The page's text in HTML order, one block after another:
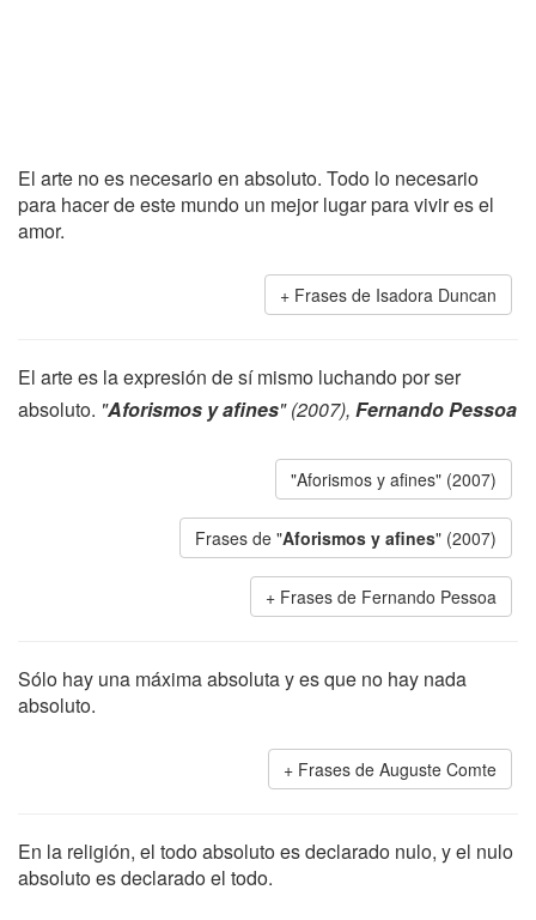
El arte no es necesario en absoluto. Todo lo necesario
para hacer de este mundo un mejor lugar para vivir es el
amor.
Frases de Isadora Duncan
El arte es la expresión de sí mismo luchando por ser
absoluto. "Aforismos y afines" (2007), Fernando Pessoa
"Aforismos y afines" (2007)
Frases de "Aforismos y afines" (2007)
Frases de Fernando Pessoa
Sólo hay una máxima absoluta y es que no hay nada
absoluto.
Frases de Auguste Comte
En la religión, el todo absoluto es declarado nulo, y el nulo
absoluto es declarado el todo.